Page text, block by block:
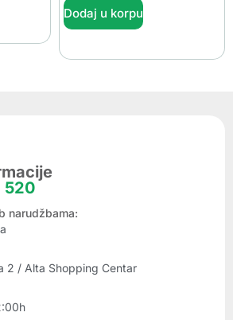
Dodaj u korpu
520
narudžbama:
2 / Alta Shopping Centar